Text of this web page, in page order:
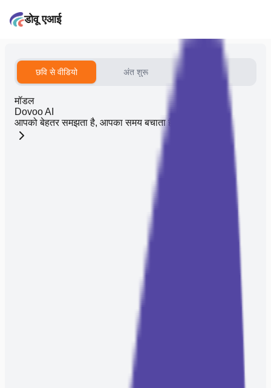
डोवू एआई
छवि से वीडियो अंत शुरू
मॉडल
Dovoo AI
आपको बेहतर समझता है, आपका समय बचाता है